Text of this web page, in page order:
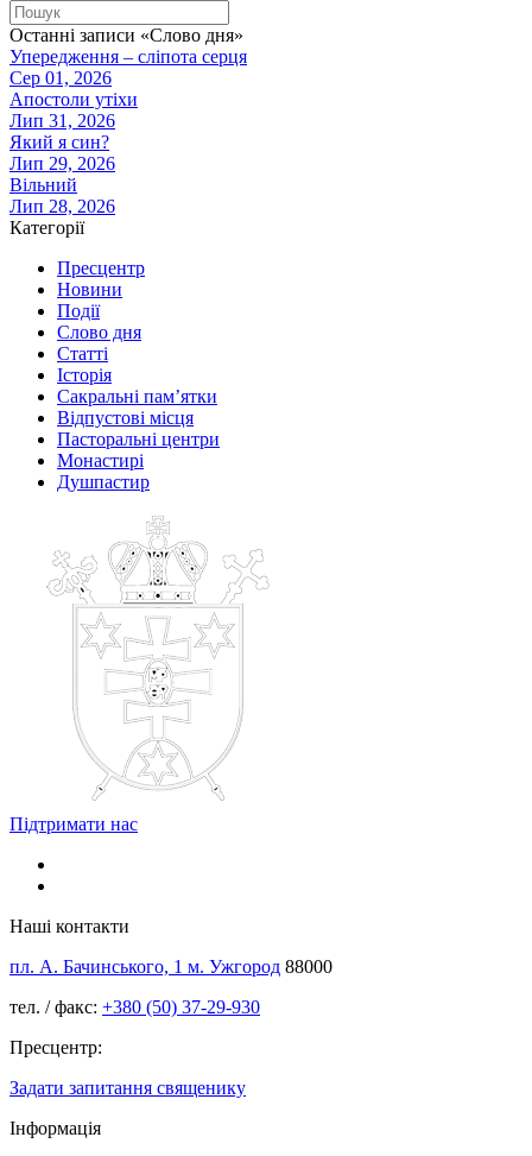
Останні записи «Слово дня»
Упередження – сліпота серця
Сер 01, 2026
Апостоли утіхи
Лип 31, 2026
Який я син?
Лип 29, 2026
Вільний
Лип 28, 2026
Категорії
Пресцентр
Новини
Події
Слово дня
Статті
Історія
Сакральні пам’ятки
Відпустові місця
Пасторальні центри
Монастирі
Душпастир
Підтримати нас
Наші контакти
пл. А. Бачинського, 1 м. Ужгород 88000
тел. / факс: +380 (50) 37-29-930
Пресцентр:
Задати запитання священику
Інформація